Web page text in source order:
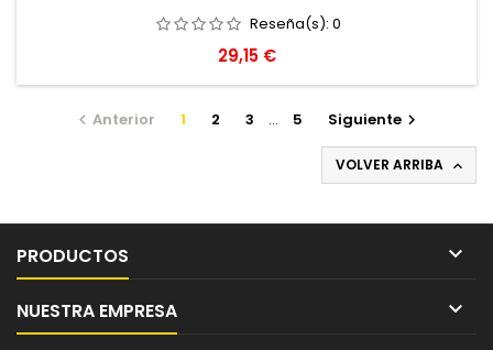
Reseña(s): 0
Precio
29,15 €
 Anterior 1 2 3 … 5 Siguiente
VOLVER ARRIBA 
PRODUCTOS 
NUESTRA EMPRESA 